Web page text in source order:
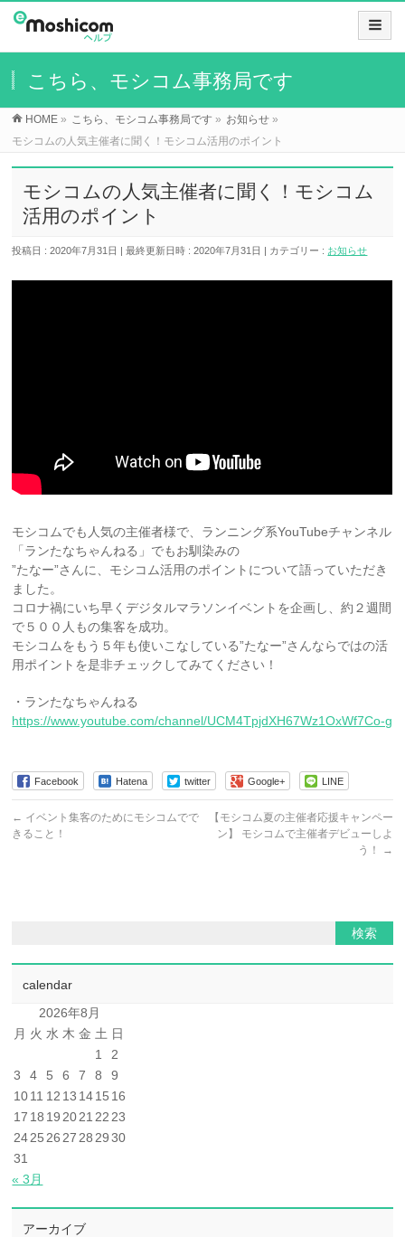
こちら、モシコム事務局です
HOME » こちら、モシコム事務局です » お知らせ »
モシコムの人気主催者に聞く！モシコム活用のポイント
モシコムの人気主催者に聞く！モシコム
活用のポイント
投稿日 : 2020年7月31日 最終更新日時 : 2020年7月31日 カテゴリー : お知らせ
モシコムでも人気の主催者様で、ランニング系YouTubeチャンネル
「ランたなちゃんねる」でもお馴染みの
”たなー”さんに、モシコム活用のポイントについて語っていただき
ました。
コロナ禍にいち早くデジタルマラソンイベントを企画し、約２週間
で５００人もの集客を成功。
モシコムをもう５年も使いこなしている”たなー”さんならではの活
用ポイントを是非チェックしてみてください！
・ランたなちゃんねる
https://www.youtube.com/channel/UCM4TpjdXH67Wz1OxWf7Co-g
Facebook Hatena twitter Google+ LINE
← イベント集客のためにモシコムでで
きること！
【モシコム夏の主催者応援キャンペー
ン】 モシコムで主催者デビューしよ
う！
→
calendar
2026年8月
月 火 水 木 金 土 日
1
2
3
4 5 6 7 8
9
1011 12 13 1415 16
17 18 19 2021 22 23
2425 26 27 28 29 30
31
« 3月
アーカイブ